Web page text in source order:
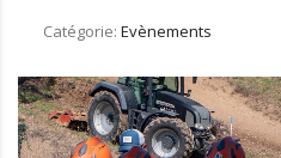
Catégorie: Evènements